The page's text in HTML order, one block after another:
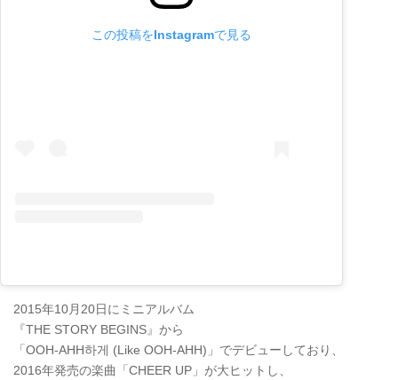
この投稿をInstagramで見る
2015年10月20日にミニアルバム
『THE STORY BEGINS』から
「OOH-AHH하게 (Like OOH-AHH)」でデビューしており、
2016年発売の楽曲「CHEER UP」が大ヒットし、